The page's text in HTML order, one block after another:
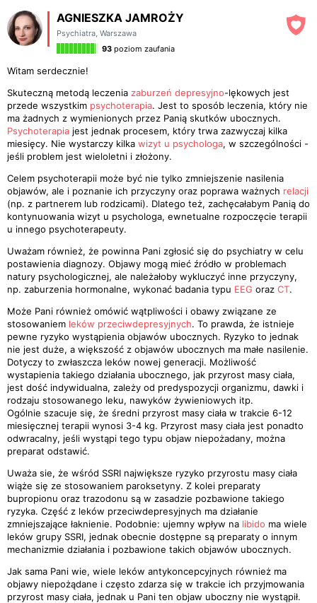
AGNIESZKA JAMROŻY
Psychiatra, Warszawa
93 poziom zaufania
Witam serdecznie!
Skuteczną metodą leczenia zaburzeń depresyjno-lękowych jest
przede wszystkim psychoterapia. Jest to sposób leczenia, który nie
ma żadnych z wymienionych przez Panią skutków ubocznych.
Psychoterapia jest jednak procesem, który trwa zazwyczaj kilka
miesięcy. Nie wystarczy kilka wizyt u psychologa, w szczególności -
jeśli problem jest wieloletni i złożony.
Celem psychoterapii może być nie tylko zmniejszenie nasilenia
objawów, ale i poznanie ich przyczyny oraz poprawa ważnych relacji
(np. z partnerem lub rodzicami). Dlatego też, zachęcałabym Panią do
kontynuowania wizyt u psychologa, ewnetualne rozpoczęcie terapii
u innego psychoterapeuty.
Uważam również, że powinna Pani zgłosić się do psychiatry w celu
postawienia diagnozy. Objawy mogą mieć źródło w problemach
natury psychologicznej, ale należałoby wykluczyć inne przyczyny,
np. zaburzenia hormonalne, wykonać badania typu EEG oraz CT.
Może Pani również omówić wątpliwości i obawy związane ze
stosowaniem leków przeciwdepresyjnych. To prawda, że istnieje
pewne ryzyko wystąpienia objawów ubocznych. Ryzyko to jednak
nie jest duże, a większość z objawów ubocznych ma małe nasilenie.
Dotyczy to zwłaszcza leków nowej generacji. Możliwość
wystapienia takiego działania ubocznego, jak przyrost masy ciała,
jest dość indywidualna, zależy od predyspozycji organizmu, dawki i
rodzaju stosowanego leku, nawyków żywieniowych itp.
Ogólnie szacuje się, że średni przyrost masy ciała w trakcie 6-12
miesięcznej terapii wynosi 3-4 kg. Przyrost masy ciała jest ponadto
odwracalny, jeśli wystąpi tego typu objaw niepożadany, można
preparat odstawić.
Uważa sie, że wśród SSRI największe ryzyko przyrostu masy ciała
wiąże się ze stosowaniem paroksetyny. Z kolei preparaty
bupropionu oraz trazodonu są w zasadzie pozbawione takiego
ryzyka. Część z leków przeciwdepresyjnych ma działanie
zmniejszające łaknienie. Podobnie: ujemny wpływ na libido ma wiele
leków grupy SSRI, jednak obecnie dostępne są preparaty o innym
mechanizmie działania i pozbawione takich objawów ubocznych.
Jak sama Pani wie, wiele leków antykoncepcyjnych również ma
objawy niepożądane i często zdarza się w trakcie ich przyjmowania
przyrost masy ciała, jednak u Pani ten objaw uboczny nie wystąpił.